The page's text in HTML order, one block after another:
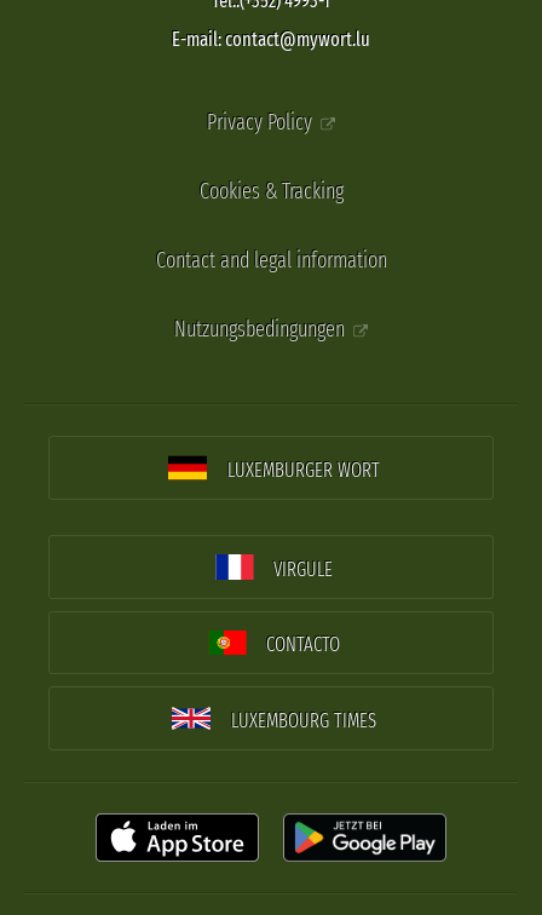
E-mail: contact@mywort.lu
Privacy Policy
Cookies & Tracking
Contact and legal information
Nutzungsbedingungen
LUXEMBURGER WORT
VIRGULE
CONTACTO
LUXEMBOURG TIMES